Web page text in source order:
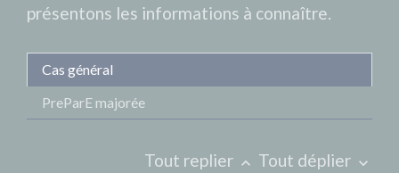
présentons les informations à connaître.
Cas général
PreParE majorée
Tout replier keyboard_arrow_up Tout déplier keyboard_arrow_down